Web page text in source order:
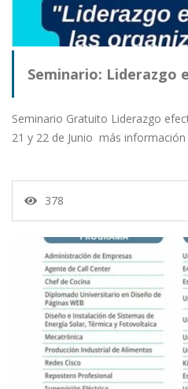
Seminario: Liderazgo
Seminario Gratuito Liderazgo
21 y 22 de Junio más
378